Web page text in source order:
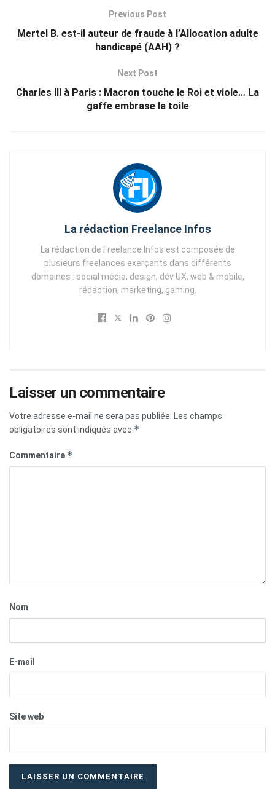
Previous Post
Mertel B. est-il auteur de fraude à l’Allocation adulte
handicapé (AAH) ?
Next Post
Charles III à Paris : Macron touche le Roi et viole… La
gaffe embrase la toile
La rédaction Freelance Infos
La rédaction de Freelance Infos est composée de
plusieurs freelances exerçants dans différents
domaines : social média, design, dév UX, web & mobile,
rédaction, marketing, gaming.
Laisser un commentaire
Votre adresse e-mail ne sera pas publiée.
Les champs
obligatoires sont indiqués avec *
Commentaire *
Nom
E-mail
Site web